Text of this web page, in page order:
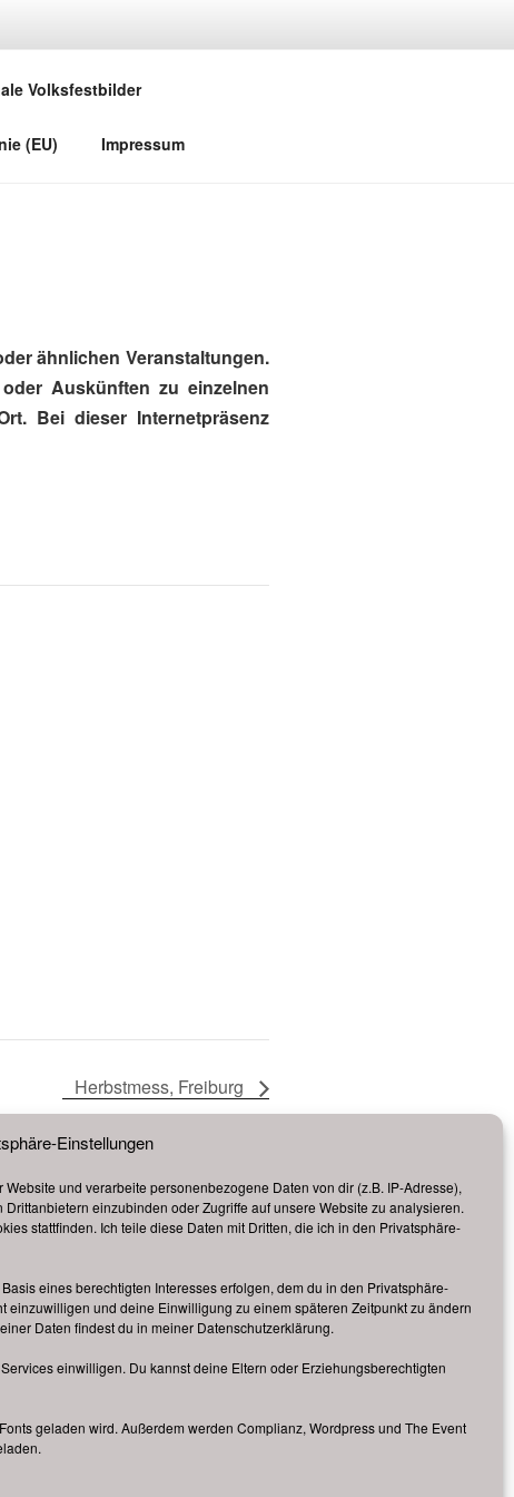
Einstellungen
und verarbeite personenbezogene Daten von dir (z.B. IP-Adresse),
einzubinden oder Zugriffe auf unsere Website zu analysieren.
stattfinden. Ich teile diese Daten mit Dritten, die ich in den Privatsphäre-
eines berechtigten Interesses erfolgen, dem du in den Privatsphäre-
einzuwilligen und deine Einwilligung zu einem späteren Zeitpunkt zu ändern
Daten findest du in meiner Datenschutzerklärung.
einwilligen. Du kannst deine Eltern oder Erziehungsberechtigten
geladen wird. Außerdem werden Complianz, Wordpress und The Event
Volksfestbilder
(EU) Impressum
ähnlichen Veranstaltungen.
Auskünften zu einzelnen
Bei dieser Internetpräsenz
Herbstmess, Freiburg
ähnlichen Veranstaltungen.
Auskünften zu einzelnen
Bei dieser Internetpräsenz
|Cookie-Richtlinie